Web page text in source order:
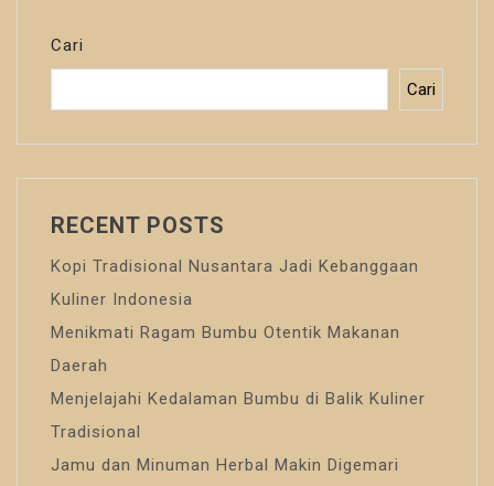
Cari
Cari
RECENT POSTS
Kopi Tradisional Nusantara Jadi Kebanggaan
Kuliner Indonesia
Menikmati Ragam Bumbu Otentik Makanan
Daerah
Menjelajahi Kedalaman Bumbu di Balik Kuliner
Tradisional
Jamu dan Minuman Herbal Makin Digemari